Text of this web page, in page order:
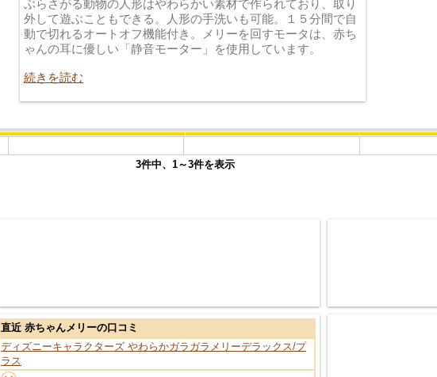
ぶらさがる動物の人形はやわらかい素材で作られており、取り
外して遊ぶこともできる。人形の手洗いも可能。１５分間で自
動で切れるオートオフ機能付き。メリーを回すモータは、赤ち
ゃんの耳に優しい「静音モーター」を使用しています。
続きを読む
3件中、1～3件を表示
直近 赤ちゃんメリーの口コミ
ディズニーキャラクターズ やわらかガラガラメリーデラックス/プ
ラス